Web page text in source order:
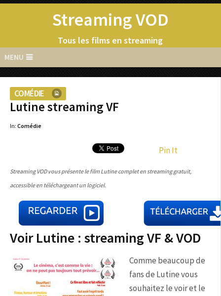
Streaming VOD
Tous les films en streaming
MENU
COMÉDIE
Lutine streaming VF
In: Comédie
Pin It
Streaming VOD vous présente le film Lutine complet en streaming gratuit,
accessible en téléchargeant un logiciel.
Voir Lutine : streaming VF & VOD
Comme beaucoup de
fans de Lutine vous
souhaitez le voir et le